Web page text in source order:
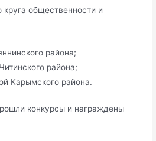
общественности и
района;
района;
Карымского района.
конкурсы и награждены